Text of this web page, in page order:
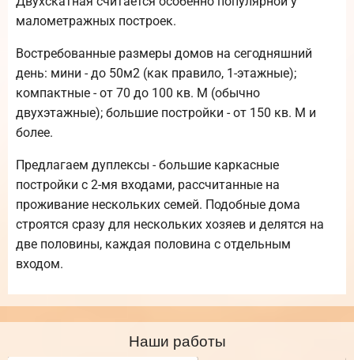
малометражных построек.
Востребованные размеры домов на сегодняшний
день: мини - до 50м2 (как правило, 1-этажные);
компактные - от 70 до 100 кв. М (обычно
двухэтажные); большие постройки - от 150 кв. М и
более.
Предлагаем дуплексы - большие каркасные
постройки с 2-мя входами, рассчитанные на
проживание нескольких семей. Подобные дома
строятся сразу для нескольких хозяев и делятся на
две половины, каждая половина с отдельным
входом.
Наши работы